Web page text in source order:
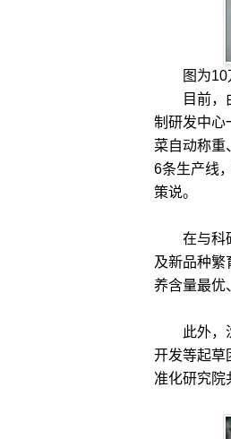
图为
目前，由
制研发中心
菜自动称重
6条生产线
策说。
在与科研
及新品种繁
养含量最优
此外，沈
开发等起草
准化研究院